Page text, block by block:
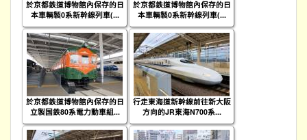
於京都鉄道博物館內保存的日
本車輌製0系新幹線列車(...
於京都鉄道博物館內保存的日
本車輌製0系新幹線列車(...
於京都鉄道博物館內保存的日
立製国鉄80系電力動車組...
行走東海道新幹線前往新大阪
方向的JR東海N700系...